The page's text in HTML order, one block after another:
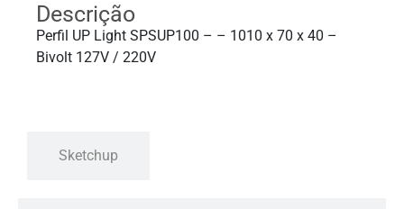
Descrição
Perfil UP Light SPSUP100 – – 1010 x 70 x 40 –
Bivolt 127V / 220V
Sketchup